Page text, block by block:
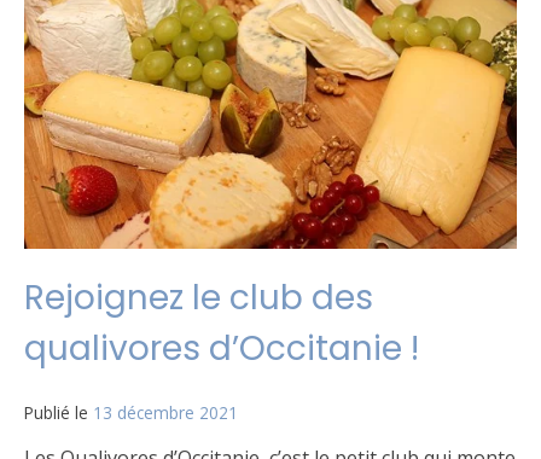
Rejoignez le club des
qualivores d’Occitanie !
Publié le 13 décembre 2021